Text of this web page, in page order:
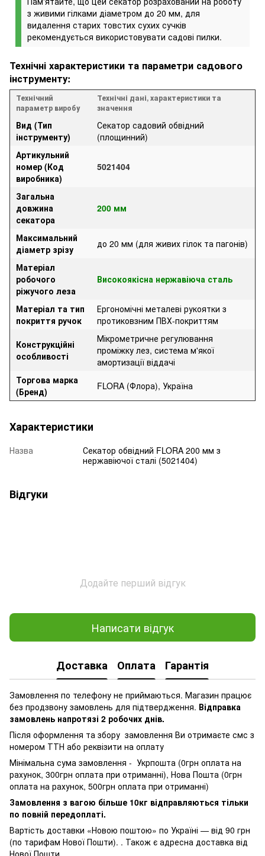
з живими гілками діаметром до 20 мм, для
видалення старих товстих сухих сучків
рекомендується використовувати садові пилки.
Технічні характеристики та параметри садового
інструменту:
Технічний
параметр виробу
Технічні дані, характеристики та
значення
Вид (Тип
інструменту)
Секатор садовий обвідний
(площинний)
Артикульний
номер (Код
виробника)
5021404
Загальна
довжина
секатора
200 мм
Максимальний
діаметр зрізу
до 20 мм (для живих гілок та пагонів)
Матеріал
робочого
ріжучого леза
Високоякісна нержавіюча сталь
Матеріал та тип
покриття ручок
Ергономічні металеві рукоятки з
протиковзним ПВХ-покриттям
Конструкційні
особливості
Мікрометричне регулювання
проміжку лез, система м'якої
амортизації віддачі
Торгова марка
(Бренд)
FLORA (Флора), Україна
Характеристики
Назва
Секатор обвідний FLORA 200 мм з
нержавіючої сталі (5021404)
Відгуки
Додайте перший відгук
Написати відгук
Доставка Оплата Гарантія
Замовлення по телефону не приймаються. Магазин працює
без продзвону замовлень для підтвердження. Відправка
замовлень напротязі 2 робочих днів.
Після оформлення та збору замовлення Ви отримаєте смс з
номером ТТН або реквізити на оплату
Мінімальна сума замовлення - Укрпошта (0грн оплата на
рахунок, 300грн оплата при отриманні), Нова Пошта (0грн
оплата на рахунок, 500грн оплата при отриманні)
Замовлення з вагою більше 10кг відправляються тільки
по повній передоплаті.
Вартість доставки «Новою поштою» по Україні — від 90 грн
(по тарифам Нової Пошти). . Також є адресна доставка від